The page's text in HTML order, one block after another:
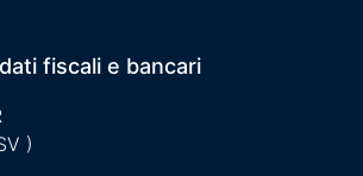
fiscali e bancari
)